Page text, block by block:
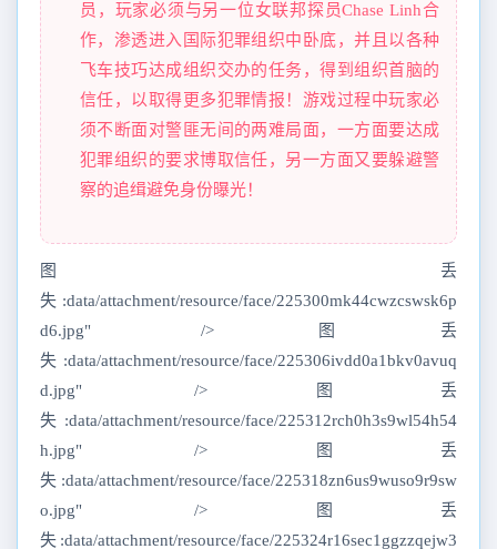
员，玩家必须与另一位女联邦探员Chase Linh合
作，渗透进入国际犯罪组织中卧底，并且以各种
飞车技巧达成组织交办的任务，得到组织首脑的
信任，以取得更多犯罪情报！游戏过程中玩家必
须不断面对警匪无间的两难局面，一方面要达成
犯罪组织的要求博取信任，另一方面又要躲避警
察的追缉避免身份曝光！
图丢
失:data/attachment/resource/face/225300mk44cwzcswsk6p
d6.jpg" />图丢
失:data/attachment/resource/face/225306ivdd0a1bkv0avuq
d.jpg" />图丢
失:data/attachment/resource/face/225312rch0h3s9wl54h54
h.jpg" />图丢
失:data/attachment/resource/face/225318zn6us9wuso9r9sw
o.jpg" />图丢
失:data/attachment/resource/face/225324r16sec1ggzzqejw3